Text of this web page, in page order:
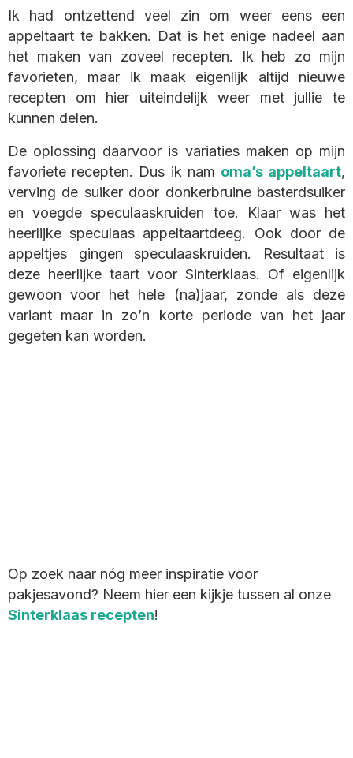
Ik had ontzettend veel zin om weer eens een
appeltaart te bakken. Dat is het enige nadeel aan
het maken van zoveel recepten. Ik heb zo mijn
favorieten, maar ik maak eigenlijk altijd nieuwe
recepten om hier uiteindelijk weer met jullie te
kunnen delen.
De oplossing daarvoor is variaties maken op mijn
favoriete recepten. Dus ik nam oma’s appeltaart,
verving de suiker door donkerbruine basterdsuiker
en voegde speculaaskruiden toe. Klaar was het
heerlijke speculaas appeltaartdeeg. Ook door de
appeltjes gingen speculaaskruiden. Resultaat is
deze heerlijke taart voor Sinterklaas. Of eigenlijk
gewoon voor het hele (na)jaar, zonde als deze
variant maar in zo’n korte periode van het jaar
gegeten kan worden.
Op zoek naar nóg meer inspiratie voor
pakjesavond? Neem hier een kijkje tussen al onze
Sinterklaas recepten!